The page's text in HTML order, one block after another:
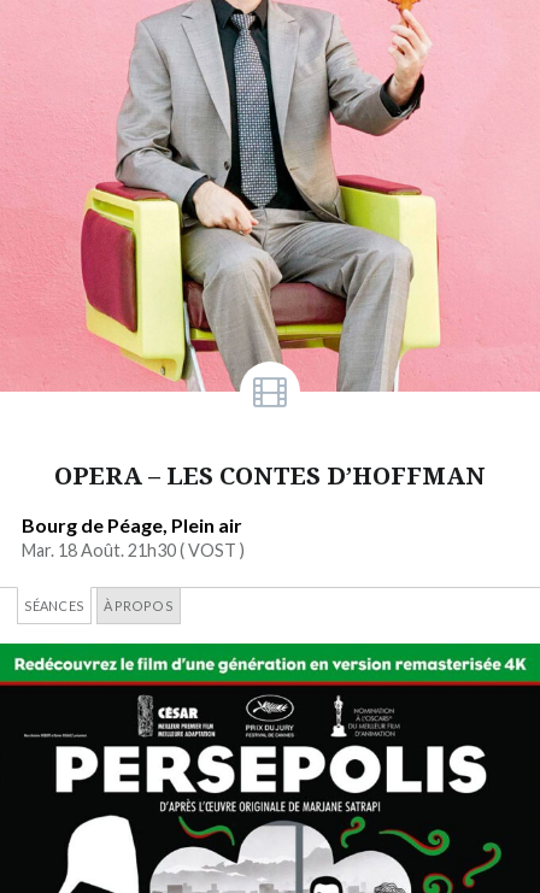
OPERA – LES CONTES D’HOFFMAN
Bourg de Péage, Plein air
Mar. 18 Août. 21h30 (VOST )
SÉANCES À PROPOS